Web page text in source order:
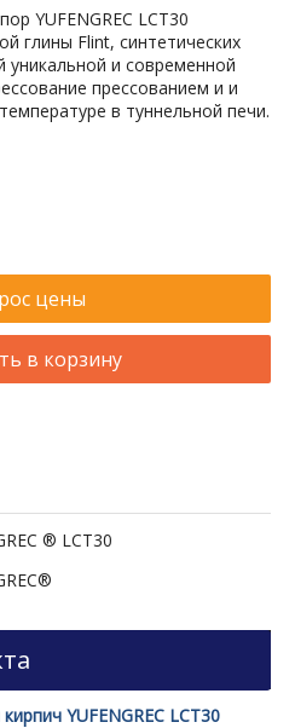
YUFENGREC LCT30
глины Flint, синтетических
и современной
прессованием и и
в туннельной печи.
цены
в корзину
® LCT30
YUFENGREC LCT30